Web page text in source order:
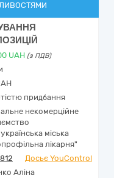
UAH (з ПДВ)
придбання
некомерційне
міська
лікарня"
Досьє YouControl
Аліна